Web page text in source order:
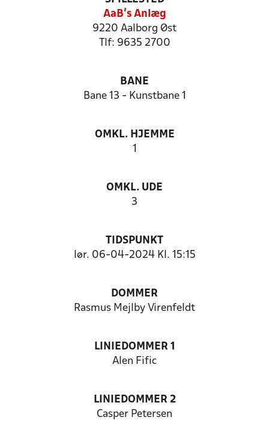
AaB's Anlæg
9220 Aalborg Øst
Tlf: 9635 2700
BANE
Bane 13 - Kunstbane 1
OMKL. HJEMME
1
OMKL. UDE
3
TIDSPUNKT
lør. 06-04-2024 Kl. 15:15
DOMMER
Rasmus Mejlby Virenfeldt
LINIEDOMMER 1
Alen Fific
LINIEDOMMER 2
Casper Petersen